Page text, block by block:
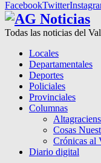
FacebookTwitter
Todas las noticias del
Locales
Departamentales
Deportes
Policiales
Provinciales
Columnas
Cosas
Crónicas al
Diario digital